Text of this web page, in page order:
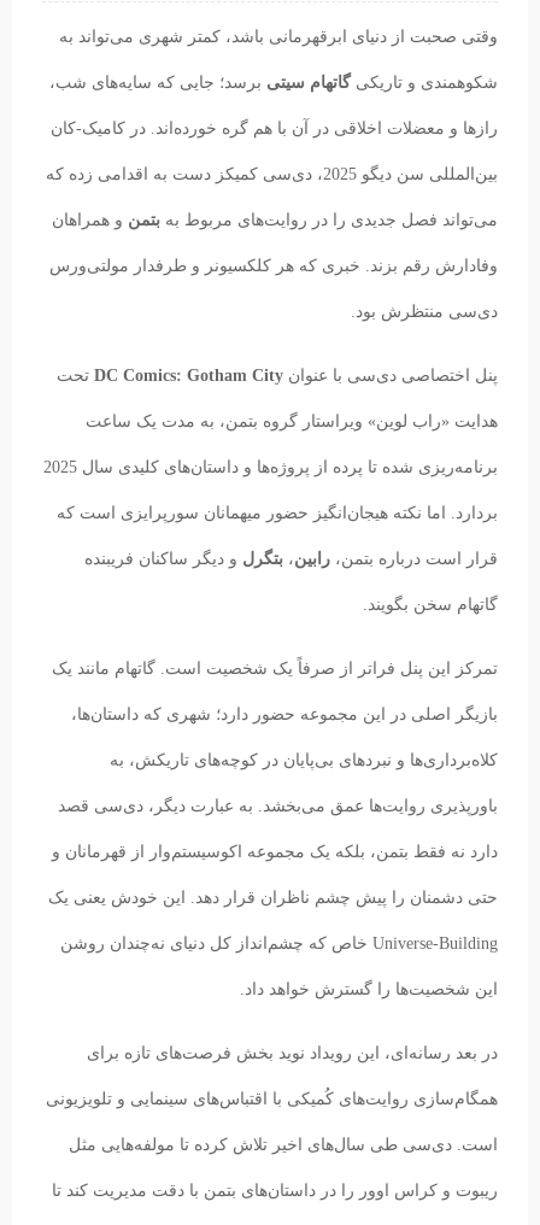
وقتی صحبت از دنیای ابرقهرمانی باشد، کمتر شهری می‌تواند به
شکوهمندی و تاریکی گاتهام سیتی برسد؛ جایی که سایه‌های شب،
رازها و معضلات اخلاقی در آن با هم گره خورده‌اند. در کامیک-کان
بین‌المللی سن دیگو 2025، دی‌سی کمیکز دست به اقدامی زده که
می‌تواند فصل جدیدی را در روایت‌های مربوط به بتمن و همراهان
وفادارش رقم بزند. خبری که هر کلکسیونر و طرفدار مولتی‌ورس
دی‌سی منتظرش بود.
پنل اختصاصی دی‌سی با عنوان DC Comics: Gotham City تحت
هدایت «راب لوین» ویراستار گروه بتمن، به مدت یک ساعت
برنامه‌ریزی شده تا پرده از پروژه‌ها و داستان‌های کلیدی سال 2025
بردارد. اما نکته هیجان‌انگیز حضور میهمانان سورپرایزی است که
قرار است درباره بتمن، رابین، بتگرل و دیگر ساکنان فریبنده
گاتهام سخن بگویند.
تمرکز این پنل فراتر از صرفاً یک شخصیت است. گاتهام مانند یک
بازیگر اصلی در این مجموعه حضور دارد؛ شهری که داستان‌ها،
کلاه‌برداری‌ها و نبردهای بی‌پایان در کوچه‌های تاریکش، به
باورپذیری روایت‌ها عمق می‌بخشد. به عبارت دیگر، دی‌سی قصد
دارد نه فقط بتمن، بلکه یک مجموعه اکوسیستم‌وار از قهرمانان و
حتی دشمنان را پیش چشم ناظران قرار دهد. این خودش یعنی یک
Universe-Building خاص که چشم‌انداز کل دنیای نه‌چندان روشن
این شخصیت‌ها را گسترش خواهد داد.
در بعد رسانه‌ای، این رویداد نوید بخش فرصت‌های تازه برای
همگام‌سازی روایت‌های کُمیکی با اقتباس‌های سینمایی و تلویزیونی
است. دی‌سی طی سال‌های اخیر تلاش کرده تا مولفه‌هایی مثل
ریبوت و کراس اوور را در داستان‌های بتمن با دقت مدیریت کند تا